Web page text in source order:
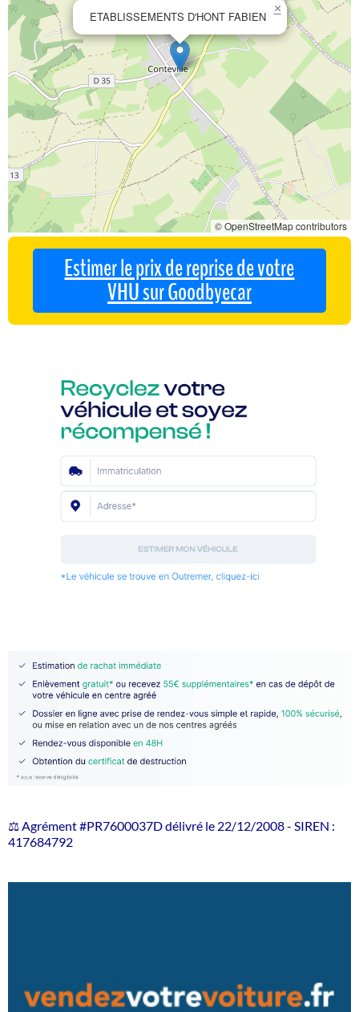
ETABLISSEMENTS D'HONT FABIEN
×
© OpenStreetMap contributors
Estimer le prix de reprise de votre
VHU sur Goodbyecar
⚖️ Agrément #PR7600037D délivré le 22/12/2008 - SIREN :
417684792